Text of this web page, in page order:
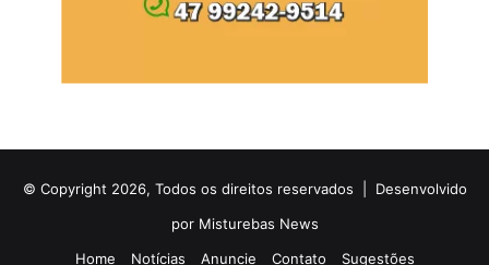
© Copyright 2026, Todos os direitos reservados | Desenvolvido
por Misturebas News
Home
Notícias Anuncie Contato Sugestões